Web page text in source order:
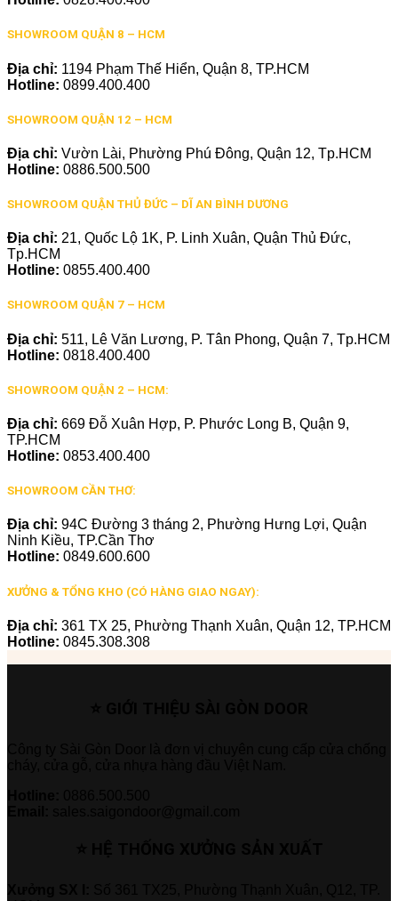
SHOWROOM QUẬN 8 – HCM
Địa chỉ: 1194 Phạm Thế Hiển, Quận 8, TP.HCM
Hotline: 0899.400.400
SHOWROOM QUẬN 12 – HCM
Địa chỉ: Vườn Lài, Phường Phú Đông, Quận 12, Tp.HCM
Hotline: 0886.500.500
SHOWROOM QUẬN THỦ ĐỨC – DĨ AN BÌNH DƯƠNG
Địa chỉ: 21, Quốc Lộ 1K, P. Linh Xuân, Quận Thủ Đức,
Tp.HCM
Hotline: 0855.400.400
SHOWROOM QUẬN 7 – HCM
Địa chỉ: 511, Lê Văn Lương, P. Tân Phong, Quận 7, Tp.HCM
Hotline: 0818.400.400
SHOWROOM QUẬN 2 – HCM:
Địa chỉ: 669 Đỗ Xuân Hợp, P. Phước Long B, Quận 9,
TP.HCM
Hotline: 0853.400.400
SHOWROOM CẦN THƠ:
Địa chỉ: 94C Đường 3 tháng 2, Phường Hưng Lợi, Quận
Ninh Kiều, TP.Cần Thơ
Hotline: 0849.600.600
XƯỞNG & TỔNG KHO (CÓ HÀNG GIAO NGAY):
Địa chỉ: 361 TX 25, Phường Thạnh Xuân, Quận 12, TP.HCM
Hotline: 0845.308.308